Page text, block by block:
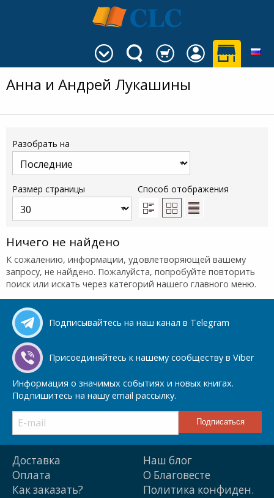
Анна и Андрей Лукашины
Разобрать на
Размер страницы Способ отображения
Ничего не найдено
К сожалению, информации, удовлетворяющей вашему
запросу, не найдено. Пожалуйста, попробуйте повторить
поиск или искать через категорий нашего главного меню.
Подписывайтесь на наш канал в Telegram
Присоединяйтесь к нашему сообществу в Viber
Информация о значимых событиях и новых книгах.
Подпишитесь на нашу email рассылку.
Доставка
Оплата
Как заказать?
Наш блог
О Благовесте
Политика конфиден.